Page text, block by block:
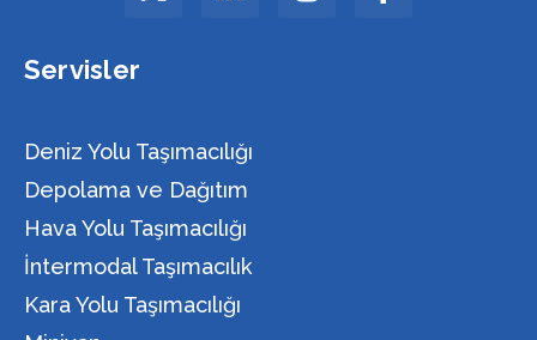
Servisler
Deniz Yolu Taşımacılığı
Depolama ve Dağıtım
Hava Yolu Taşımacılığı
İntermodal Taşımacılık
Kara Yolu Taşımacılığı